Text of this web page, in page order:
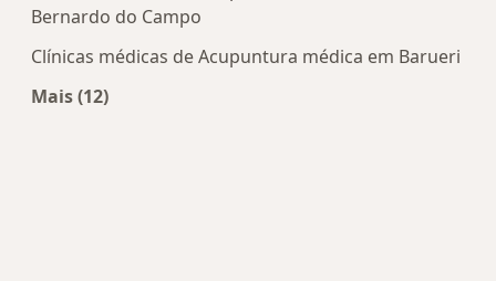
Bernardo do Campo
Clínicas médicas de Acupuntura médica em Barueri
Mais (12)